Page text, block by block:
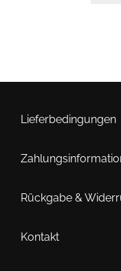
Lieferbedingungen
Rückgabe &
Kontakt